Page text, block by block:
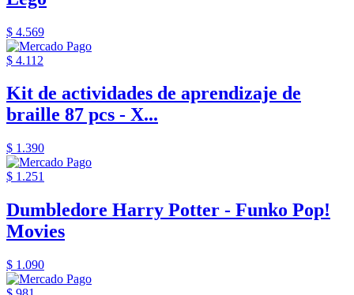
$ 4.569
$ 4.112
Kit de actividades de aprendizaje de
braille 87 pcs - X...
$ 1.390
$ 1.251
Dumbledore Harry Potter - Funko Pop!
Movies
$ 1.090